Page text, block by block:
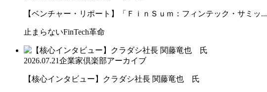
【ベンチャー・リポート】「ＦｉｎＳｕｍ：フィンテック・サミッ...
止まらないFinTech革命
2026.07.21企業家倶楽部アーカイブ
【核心インタビュー】クラダシ社長 関藤竜也 氏